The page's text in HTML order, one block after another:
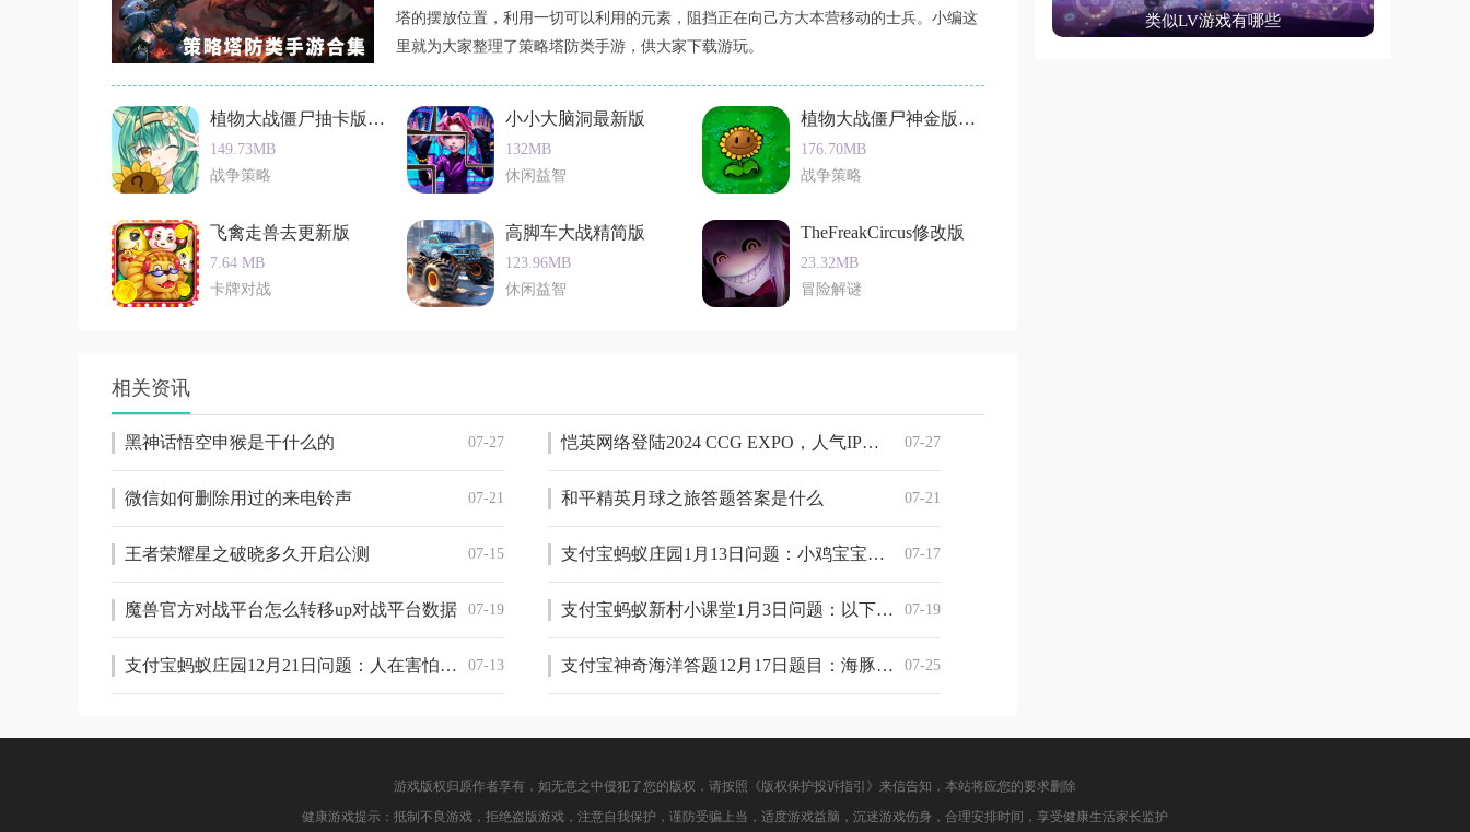
异形断电是一款极具挑战性的生存恐怖类安卓手游，以其紧张刺激的游戏氛围和出色的视觉效果赢得了大量玩家
的喜爱。通过制定有效的策略、利用地图和手电筒等工具、及时做出决策等方式，玩家可以在游戏中取得不错的
成绩。虽然游戏难度较高，但这也增加了游戏的挑战性和乐趣。如果你喜欢生存恐怖类游戏，不妨一试异形断
电，相信你会有不一样的游戏体验。
塔的摆放位置，利用一切可以利用的元素，阻挡正在向己方大本营移动的士兵。小编这
里就为大家整理了策略塔防类手游，供大家下载游玩。
植物大战僵尸抽卡版重置中文版
149.73MB
战争策略
小小大脑洞最新版
132MB
休闲益智
植物大战僵尸神金版国际版
176.70MB
战争策略
飞禽走兽去更新版
7.64 MB
卡牌对战
高脚车大战精简版
123.96MB
休闲益智
TheFreakCircus修改版
23.32MB
冒险解谜
相关资讯
07-27
黑神话悟空申猴是干什么的 07-27
恺英网络登陆2024 CCG EXPO，人气IP与VR新游集体亮相
07-21
微信如何删除用过的来电铃声 07-21
和平精英月球之旅答题答案是什么
07-15
王者荣耀星之破晓多久开启公测 07-17
支付宝蚂蚁庄园1月13日问题：小鸡宝宝考考你：非遗手工艺“糖画”跟那种绘画技法更相似
07-19
魔兽官方对战平台怎么转移up对战平台数据 07-19
支付宝蚂蚁新村小课堂1月3日问题：以下哪一项属于古代的新闻媒体
07-13
支付宝蚂蚁庄园12月21日问题：人在害怕或受惊吓时会四肢发软，主要是因为 07-25
支付宝神奇海洋答题12月17日题目：海豚通常从哪里获得身体所需的水
类似LV游戏有哪些
游戏版权归原作者享有，如无意之中侵犯了您的版权，请按照《版权保护投诉指引》来信告知，本站将应您的要求删除
健康游戏提示：抵制不良游戏，拒绝盗版游戏，注意自我保护，谨防受骗上当，适度游戏益脑，沉迷游戏伤身，合理安排时间，享受健康生活家长监护